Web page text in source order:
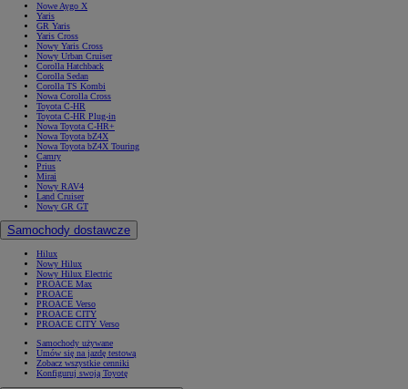
Nowe Aygo X
Yaris
GR Yaris
Yaris Cross
Nowy Yaris Cross
Nowy Urban Cruiser
Corolla Hatchback
Corolla Sedan
Corolla TS Kombi
Nowa Corolla Cross
Toyota C-HR
Toyota C-HR Plug-in
Nowa Toyota C-HR+
Nowa Toyota bZ4X
Nowa Toyota bZ4X Touring
Camry
Prius
Mirai
Nowy RAV4
Land Cruiser
Nowy GR GT
Samochody dostawcze
Hilux
Nowy Hilux
Nowy Hilux Electric
PROACE Max
PROACE
PROACE Verso
PROACE CITY
PROACE CITY Verso
Samochody używane
Umów się na jazdę testową
Zobacz wszystkie cenniki
Konfiguruj swoją Toyotę